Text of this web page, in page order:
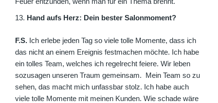
Hand aufs Herz: Dein bester Salonmoment?
F.S. Ich erlebe jeden Tag so viele tolle Momente, dass ich
das nicht an einem Ereignis festmachen möchte. Ich habe
ein tolles Team, welches ich regelrecht feiere. Wir leben
sozusagen unseren Traum gemeinsam. Mein Team so zu
sehen, das macht mich unfassbar stolz. Ich habe auch
viele tolle Momente mit meinen Kunden. Wie schade wäre